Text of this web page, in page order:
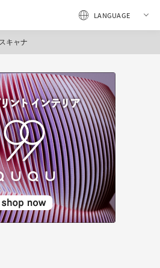
キャナ